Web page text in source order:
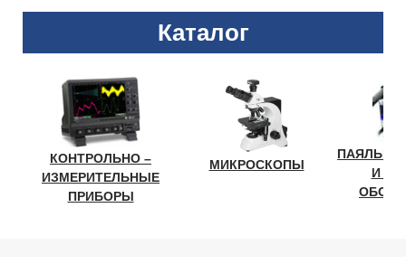
Каталог
КОНТРОЛЬНО –
ИЗМЕРИТЕЛЬНЫЕ
ПРИБОРЫ
МИКРОСКОПЫ
И